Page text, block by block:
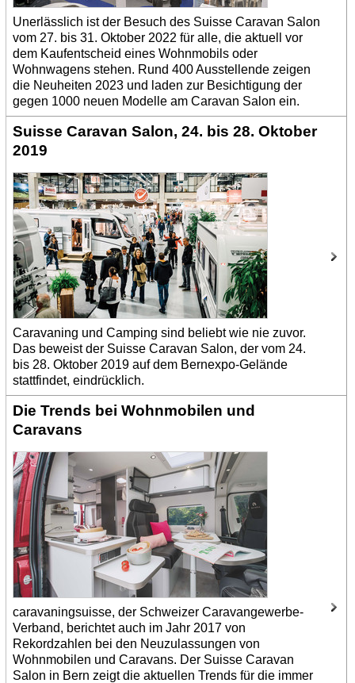
Unerlässlich ist der Besuch des Suisse Caravan Salon
vom 27. bis 31. Oktober 2022 für alle, die aktuell vor
dem Kaufentscheid eines Wohnmobils oder
Wohnwagens stehen. Rund 400 Ausstellende zeigen
die Neuheiten 2023 und laden zur Besichtigung der
gegen 1000 neuen Modelle am Caravan Salon ein.
Suisse Caravan Salon, 24. bis 28. Oktober
2019
Caravaning und Camping sind beliebt wie nie zuvor.
Das beweist der Suisse Caravan Salon, der vom 24.
bis 28. Oktober 2019 auf dem Bernexpo-Gelände
stattfindet, eindrücklich.
Die Trends bei Wohnmobilen und
Caravans
caravaningsuisse, der Schweizer Caravangewerbe-
Verband, berichtet auch im Jahr 2017 von
Rekordzahlen bei den Neuzulassungen von
Wohnmobilen und Caravans. Der Suisse Caravan
Salon in Bern zeigt die aktuellen Trends für die immer